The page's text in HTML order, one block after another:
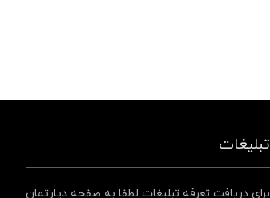
تبلیغات
برای دریافت تعرفه تبلیغات لطفا به صفحه دپارتمان